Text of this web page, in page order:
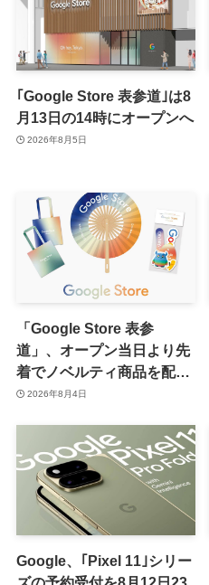
｢Google Store 表参道｣は8
月13日の14時にオープンへ
2026年8月5日
「Google Store 表参
道」、オープン当日より先
着でノベルティ商品を配布
へ2026年8月4日
Google、｢Pixel 11｣シリー